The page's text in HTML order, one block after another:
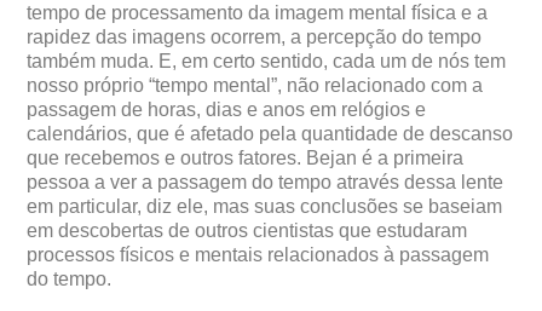
tempo de processamento da imagem mental física e a
rapidez das imagens ocorrem, a percepção do tempo
também muda. E, em certo sentido, cada um de nós tem
nosso próprio “tempo mental”, não relacionado com a
passagem de horas, dias e anos em relógios e
calendários, que é afetado pela quantidade de descanso
que recebemos e outros fatores. Bejan é a primeira
pessoa a ver a passagem do tempo através dessa lente
em particular, diz ele, mas suas conclusões se baseiam
em descobertas de outros cientistas que estudaram
processos físicos e mentais relacionados à passagem
do tempo.